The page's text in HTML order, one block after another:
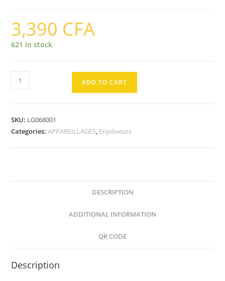
3,390 CFA
621 in stock
ENJOLIVEUR
Blanc
Interrupteur
ADD TO CART
SKU: LG068001
Categories:APPAREILLAGES, Enjoliveurs
DESCRIPTION
ADDITIONAL INFORMATION
QR CODE
Description